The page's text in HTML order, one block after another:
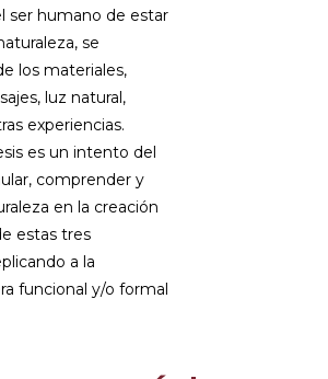
ser humano de estar
se
los materiales,
luz natural,
experiencias.
es un intento del
comprender y
en la creación
estas tres
a la
funcional y/o formal